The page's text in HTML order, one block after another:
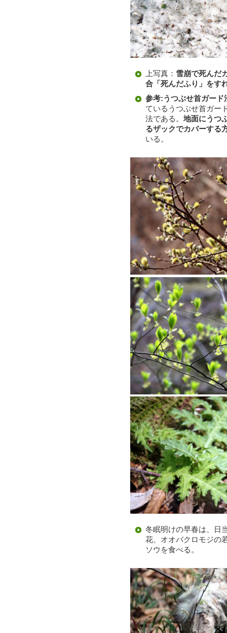
上写真： 雪崩で死んだ
合「死んだふり」をす
参考:うつぶせ首ガード
ているうつぶせ首ガー
法である。 地面にうつ
るザックでカバーする
いる。
冬眠明けの早春は、日
花、オオバクロモジの
ソウを食べる。